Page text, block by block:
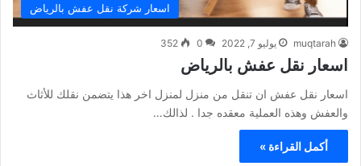
اسعار شركة نقل عفش بالرياض
muqtarah يوليو 7, 2022 0
352
اسعار نقل عفش بالرياض
اسعار نقل عفش ان تنقل من منزل لمنزل اخر هذا يتضمن نقلك للأثاث
والعفش وهذه العملية معقده جدا . لذالك…
أكمل القراءة »